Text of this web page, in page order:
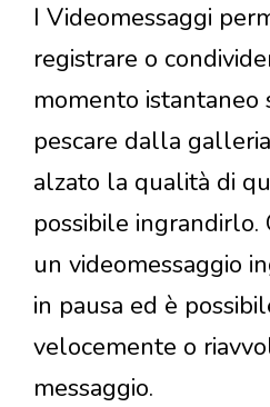
I Videomessaggi
registrare o
momento istantaneo
pescare dalla
alzato la qualità di
possibile ingrandirlo.
un videomessaggio
in pausa ed è
velocemente o
messaggio.